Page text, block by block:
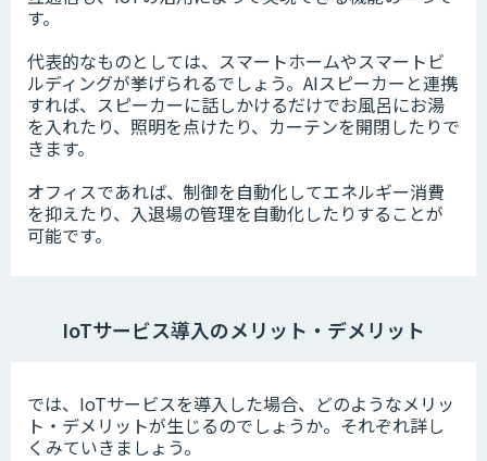
す。
代表的なものとしては、スマートホームやスマートビ
ルディングが挙げられるでしょう。AIスピーカーと連携
すれば、スピーカーに話しかけるだけでお風呂にお湯
を入れたり、照明を点けたり、カーテンを開閉したりで
きます。
オフィスであれば、制御を自動化してエネルギー消費
を抑えたり、入退場の管理を自動化したりすることが
可能です。
IoTサービス導入のメリット・デメリット
では、IoTサービスを導入した場合、どのようなメリッ
ト・デメリットが生じるのでしょうか。それぞれ詳し
くみていきましょう。